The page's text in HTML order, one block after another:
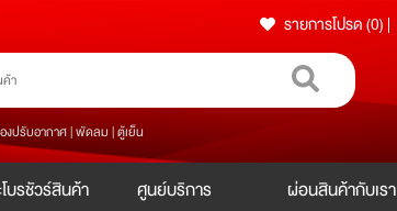
รายการโปรด (0) |
งปรับอากาศ | พัดลม | ตู้เย็น
บรชัวร์สินค้า ศูนย์บริการ ผ่อนสินค้ากับเรา